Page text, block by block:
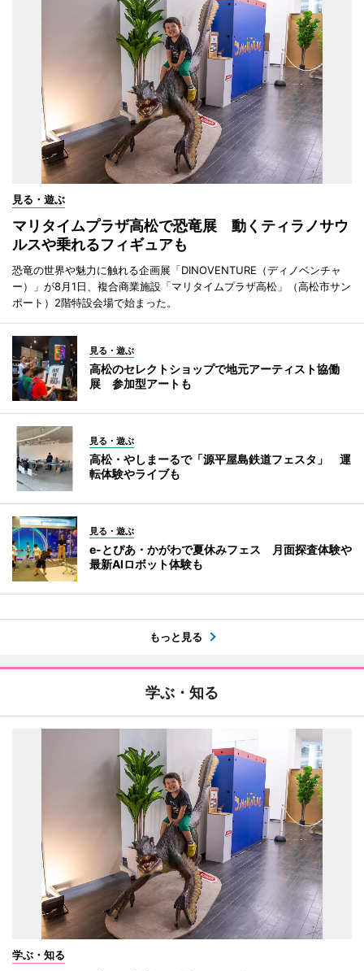
見る・遊ぶ
マリタイムプラザ高松で恐竜展 動くティラノサウ
ルスや乗れるフィギュアも
恐竜の世界や魅力に触れる企画展「DINOVENTURE（ディノベンチャ
ー）」が8月1日、複合商業施設「マリタイムプラザ高松」（高松市サン
ポート）2階特設会場で始まった。
見る・遊ぶ
高松のセレクトショップで地元アーティスト協働
展 参加型アートも
見る・遊ぶ
高松・やしまーるで「源平屋島鉄道フェスタ」 運
転体験やライブも
見る・遊ぶ
e-とぴあ・かがわで夏休みフェス 月面探査体験や
最新AIロボット体験も
もっと見る
学ぶ・知る
学ぶ・知る